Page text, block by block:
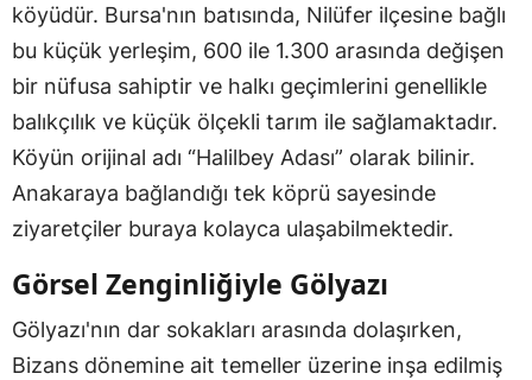
köyüdür. Bursa'nın batısında, Nilüfer ilçesine bağlı
bu küçük yerleşim, 600 ile 1.300 arasında değişen
bir nüfusa sahiptir ve halkı geçimlerini genellikle
balıkçılık ve küçük ölçekli tarım ile sağlamaktadır.
Köyün orijinal adı “Halilbey Adası” olarak bilinir.
Anakaraya bağlandığı tek köprü sayesinde
ziyaretçiler buraya kolayca ulaşabilmektedir.
Görsel Zenginliğiyle Gölyazı
Gölyazı'nın dar sokakları arasında dolaşırken,
Bizans dönemine ait temeller üzerine inşa edilmiş